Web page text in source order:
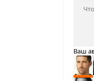
Ваш